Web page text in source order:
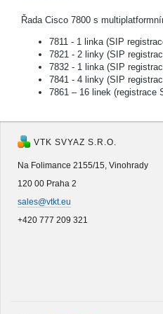
Řada Cisco 7800 s
7811 - 1 linka (SIP
7821 - 2 linky (SIP
7832 - 1 linka (SIP
7841 - 4 linky (SIP
7861 – 16 linek (registrace
VTK SVYAZ S.R.O.
Na Folimance 2155/15, Vinohrady
120 00 Praha 2
sales@vtkt.eu
+420 777 209 321